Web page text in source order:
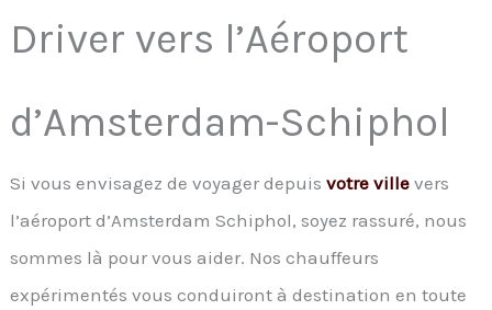
Driver vers l’Aéroport
d’Amsterdam-Schiphol
Si vous envisagez de voyager depuisvotre ville vers
l’aéroport d’Amsterdam Schiphol, soyez rassuré, nous
sommes là pour vous aider. Nos chauffeurs
expérimentés vous conduiront à destination en toute